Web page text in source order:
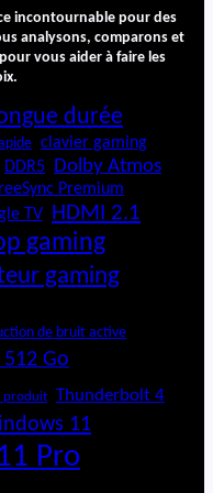
incontournable pour des
analysons, comparons et
vous aider à faire les
durée
clavier gaming
DDR5 Dolby Atmos
Premium
TV HDMI 2.1
gaming
gaming
de bruit active
512 Go
produit Thunderbolt 4
11
Pro